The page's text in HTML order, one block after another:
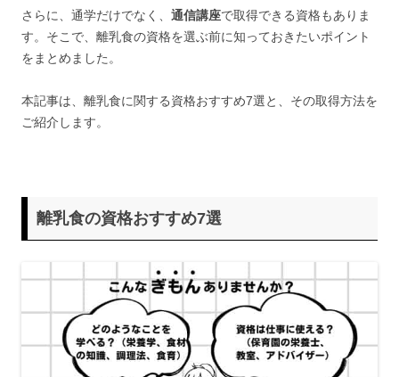
さらに、通学だけでなく、 通信講座で取得できる資格もありま
す。そこで、離乳食の資格を選ぶ前に知っておきたいポイント
をまとめました。
本記事は、離乳食に関する資格おすすめ7選と、その取得方法を
ご紹介します。
離乳食の資格おすすめ7選